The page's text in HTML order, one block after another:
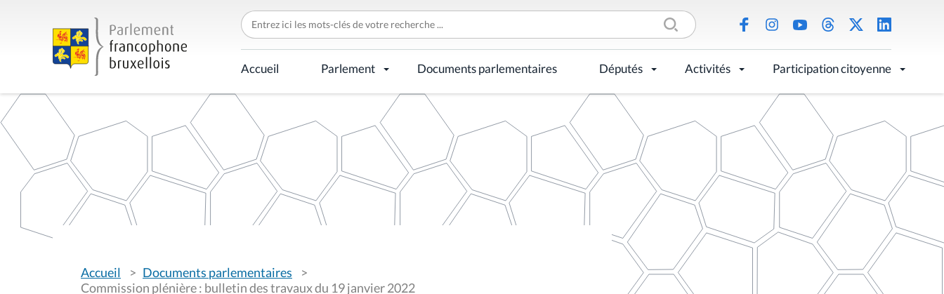
C
h
e
r
c
h
r
p
Accueil Parlement Documents parlementaires Députés Activités Participation citoyenne
o
u
Accueil
Documents parlementaires
Commission plénière : bulletin des travaux du 19 janvier 2022